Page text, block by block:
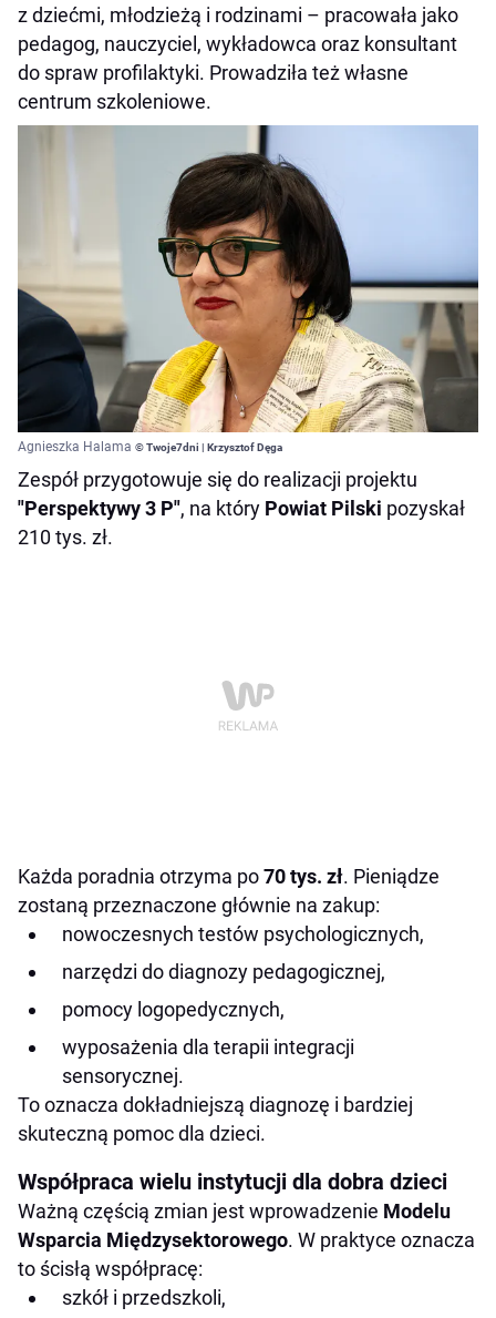
z dziećmi, młodzieżą i rodzinami – pracowała jako
pedagog, nauczyciel, wykładowca oraz konsultant
do spraw profilaktyki. Prowadziła też własne
centrum szkoleniowe.
Agnieszka Halama © Twoje7dni | Krzysztof Dęga
Zespół przygotowuje się do realizacji projektu
"Perspektywy 3 P", na który Powiat Pilski pozyskał
210 tys. zł.
Każda poradnia otrzyma po70 tys. zł. Pieniądze
zostaną przeznaczone głównie na zakup:
nowoczesnych testów psychologicznych,
narzędzi do diagnozy pedagogicznej,
pomocy logopedycznych,
wyposażenia dla terapii integracji
sensorycznej.
To oznacza dokładniejszą diagnozę i bardziej
skuteczną pomoc dla dzieci.
Współpraca wielu instytucji dla dobra dzieci
Ważną częścią zmian jest wprowadzenie Modelu
Wsparcia Międzysektorowego. W praktyce oznacza
to ścisłą współpracę:
szkół i przedszkoli,